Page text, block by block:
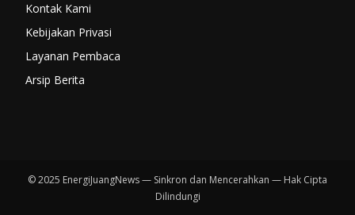
Kontak Kami
Kebijakan Privasi
Layanan Pembaca
Arsip Berita
© 2025 EnergiJuangNews — Sinkron dan Mencerahkan — Hak Cipta
Dilindungi